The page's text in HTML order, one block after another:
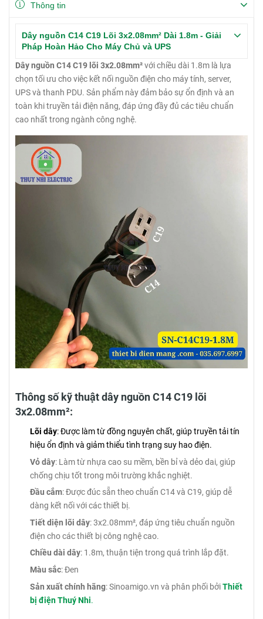
Thông tin
Dây nguồn C14 C19 Lõi 3x2.08mm² Dài 1.8m - Giải
Pháp Hoàn Hảo Cho Máy Chủ và UPS
Dây nguồn C14 C19 lõi 3x2.08mm²với chiều dài 1.8m là lựa
chọn tối ưu cho việc kết nối nguồn điện cho máy tính, server,
UPS và thanh PDU. Sản phẩm này đảm bảo sự ổn định và an
toàn khi truyền tải điện năng, đáp ứng đầy đủ các tiêu chuẩn
cao nhất trong ngành công nghệ.
Thông số kỹ thuật dây nguồn C14 C19 lõi
3x2.08mm²:
Lõi dây: Được làm từ đồng nguyên chất, giúp truyền tải tín
hiệu ổn định và giảm thiểu tình trạng suy hao điện.
Vỏ dây: Làm từ nhựa cao su mềm, bền bỉ và dẻo dai, giúp
chống chịu tốt trong môi trường khắc nghiệt.
Đầu cắm: Được đúc sẵn theo chuẩn C14 và C19, giúp dễ
dàng kết nối với các thiết bị.
Tiết diện lõi dây: 3x2.08mm², đáp ứng tiêu chuẩn nguồn
điện cho các thiết bị công nghệ cao.
Chiều dài dây: 1.8m, thuận tiện trong quá trình lắp đặt.
Màu sắc: Đen
Sản xuất chính hãng: Sinoamigo.vn và phân phối bởiThiết
bị điện Thuý Nhi.